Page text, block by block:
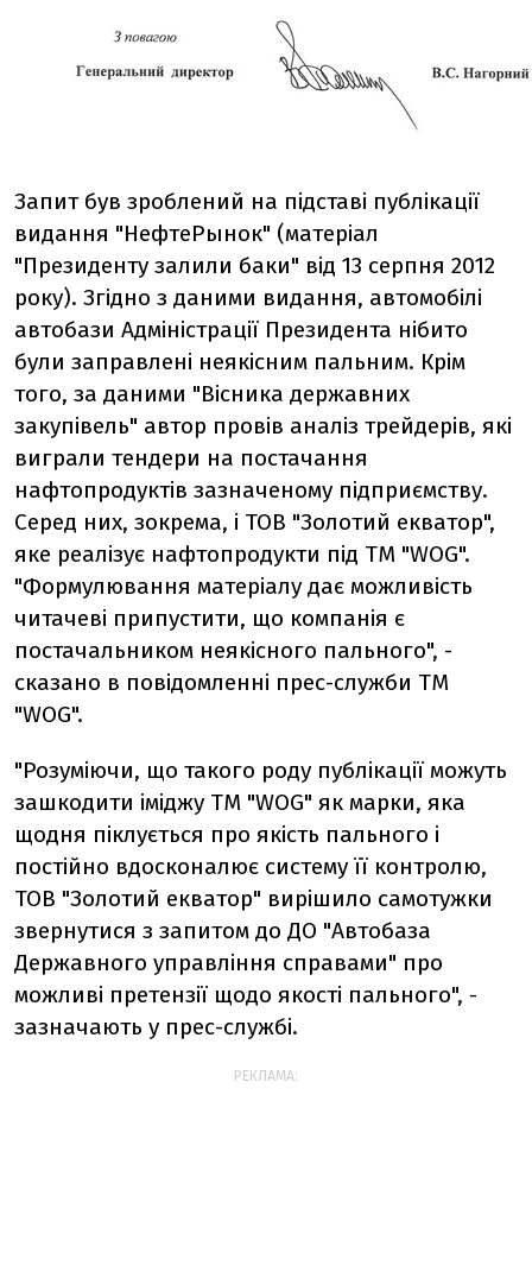
Запит був зроблений на підставі публікації
видання "НефтеРынок" (матеріал
"Президенту залили баки" від 13 серпня 2012
року). Згідно з даними видання, автомобілі
автобази Адміністрації Президента нібито
були заправлені неякісним пальним. Крім
того, за даними "Вісника державних
закупівель" автор провів аналіз трейдерів, які
виграли тендери на постачання
нафтопродуктів зазначеному підприємству.
Серед них, зокрема, і ТОВ "Золотий екватор",
яке реалізує нафтопродукти під ТМ "WOG".
"Формулювання матеріалу дає можливість
читачеві припустити, що компанія є
постачальником неякісного пального", -
сказано в повідомленні прес-служби ТМ
"WOG".
"Розуміючи, що такого роду публікації можуть
зашкодити іміджу ТМ "WOG" як марки, яка
щодня піклується про якість пального і
постійно вдосконалює систему її контролю,
ТОВ "Золотий екватор" вирішило самотужки
звернутися з запитом до ДО "Автобаза
Державного управління справами" про
можливі претензії щодо якості пального", -
зазначають у прес-службі.
РЕКЛАМА: